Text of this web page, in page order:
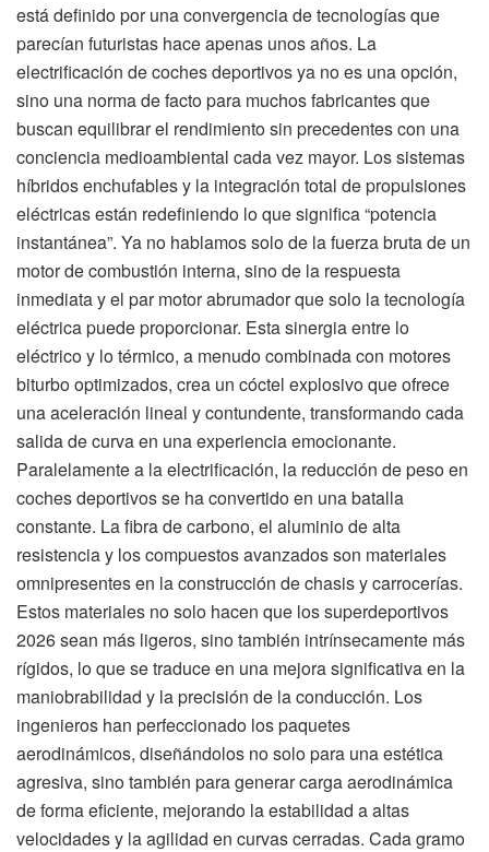
está definido por una convergencia de tecnologías que
parecían futuristas hace apenas unos años. La
electrificación de coches deportivos ya no es una opción,
sino una norma de facto para muchos fabricantes que
buscan equilibrar el rendimiento sin precedentes con una
conciencia medioambiental cada vez mayor. Los sistemas
híbridos enchufables y la integración total de propulsiones
eléctricas están redefiniendo lo que significa “potencia
instantánea”. Ya no hablamos solo de la fuerza bruta de un
motor de combustión interna, sino de la respuesta
inmediata y el par motor abrumador que solo la tecnología
eléctrica puede proporcionar. Esta sinergia entre lo
eléctrico y lo térmico, a menudo combinada con motores
biturbo optimizados, crea un cóctel explosivo que ofrece
una aceleración lineal y contundente, transformando cada
salida de curva en una experiencia emocionante.
Paralelamente a la electrificación, la reducción de peso en
coches deportivos se ha convertido en una batalla
constante. La fibra de carbono, el aluminio de alta
resistencia y los compuestos avanzados son materiales
omnipresentes en la construcción de chasis y carrocerías.
Estos materiales no solo hacen que los superdeportivos
2026 sean más ligeros, sino también intrínsecamente más
rígidos, lo que se traduce en una mejora significativa en la
maniobrabilidad y la precisión de la conducción. Los
ingenieros han perfeccionado los paquetes
aerodinámicos, diseñándolos no solo para una estética
agresiva, sino también para generar carga aerodinámica
de forma eficiente, mejorando la estabilidad a altas
velocidades y la agilidad en curvas cerradas. Cada gramo